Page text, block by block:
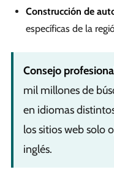
Construcción de
específicas de la
Consejo
mil millones de
en idiomas
los sitios web solo
inglés.